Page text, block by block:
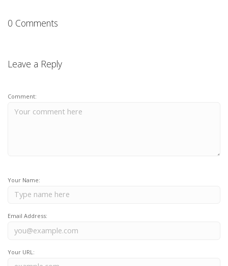
0 Comments
Leave a Reply
Comment:
Your Name:
Email Address:
Your URL: